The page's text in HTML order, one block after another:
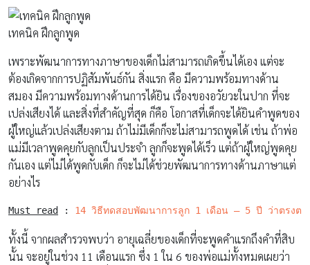
เทคนิค ฝึกลูกพูด
เพราะพัฒนาการทางภาษาของเด็กไม่สามารถเกิดขึ้นได้เอง แต่จะ
ต้องเกิดจากการปฏิสัมพันธ์กัน สิ่งแรก คือ มีความพร้อมทางด้าน
สมอง มีความพร้อมทางด้านการได้ยิน เรื่องของอวัยวะในปาก ที่จะ
เปล่งเสียงได้ และสิ่งที่สำคัญที่สุด ก็คือ โอกาสที่เด็กจะได้ยินคำพูดของ
ผู้ใหญ่แล้วเปล่งเสียงตาม ถ้าไม่มีเด็กก็จะไม่สามารถพูดได้ เช่น ถ้าพ่อ
แม่มีเวลาพูดคุยกับลูกเป็นประจำ ลูกก็จะพูดได้เร็ว แต่ถ้าผู้ใหญ่พูดคุย
กันเอง แต่ไม่ได้พูดกับเด็ก ก็จะไม่ได้ช่วยพัฒนาการทางด้านภาษาแต่
อย่างไร
Must read : 14 วิธีทดสอบพัฒนาการลูก 1 เดือน – 5 ปี ว่าตรงตา
ทั้งนี้ จากผลสำรวจพบว่า อายุเฉลี่ยของเด็กที่จะพูดคำแรกถึงคำที่สิบ
นั้น จะอยู่ในช่วง 11 เดือนแรก ซึ่ง 1 ใน 6 ของพ่อแม่ทั้งหมดเผยว่า